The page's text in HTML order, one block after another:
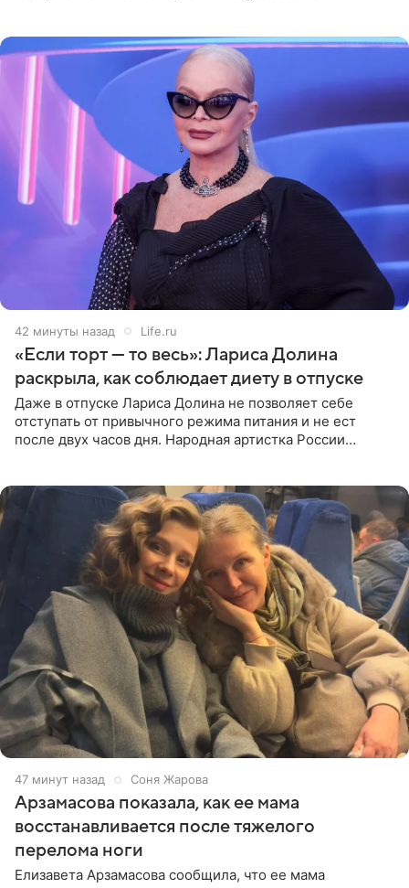
42 минуты назад Life.ru
«Если торт — то весь»: Лариса Долина
раскрыла, как соблюдает диету в отпуске
Даже в отпуске Лариса Долина не позволяет себе
отступать от привычного режима питания и не ест
после двух часов дня. Народная артистка России
47 минут назад Соня Жарова
Арзамасова показала, как ее мама
восстанавливается после тяжелого
перелома ноги
Елизавета Арзамасова сообщила, что ее мама